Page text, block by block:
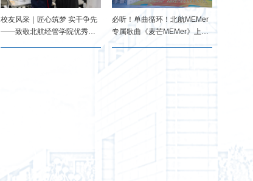
校友风采｜匠心筑梦 实干争先
——致敬北航经管学院优秀
必听！单曲循环！北航MEMer
专属歌曲《麦芒MEMer》上